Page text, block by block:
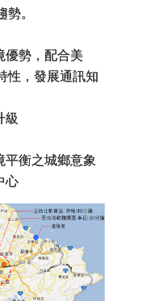
。
優勢，配合美
性，發展通訊知
級
平衡之城鄉意象
心